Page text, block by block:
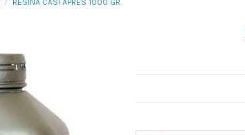
RESINA CASTAPRES 1000 GR.